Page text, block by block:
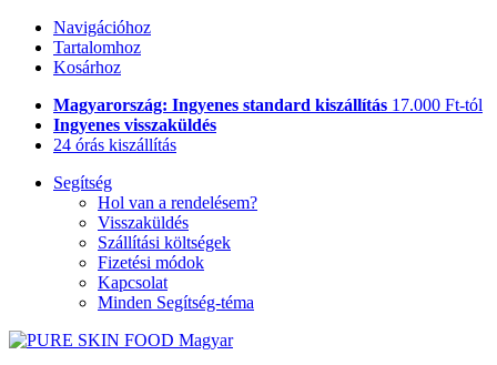
Navigációhoz
Tartalomhoz
Kosárhoz
Magyarország: Ingyenes standard kiszállítás 17.000 Ft-tól
Ingyenes visszaküldés
24 órás kiszállítás
Segítség
Hol van a rendelésem?
Visszaküldés
Szállítási költségek
Fizetési módok
Kapcsolat
Minden Segítség-téma